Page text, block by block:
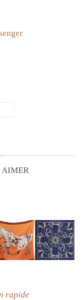
sur Pinterest
AIMER
rapide